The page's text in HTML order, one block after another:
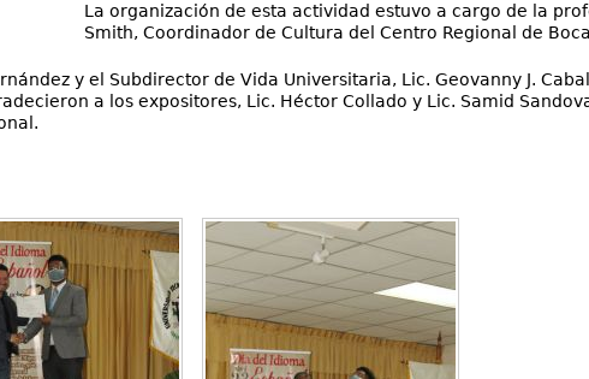
La organización de esta actividad estuvo a cargo de la
Smith, Coordinador de Cultura del Centro Regional de
y el Subdirector de Vida Universitaria, Lic. Geovanny J.
a los expositores, Lic. Héctor Collado y Lic. Samid